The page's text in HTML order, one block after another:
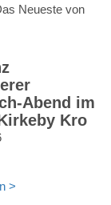
Neueste von
Abend im
Kro
>